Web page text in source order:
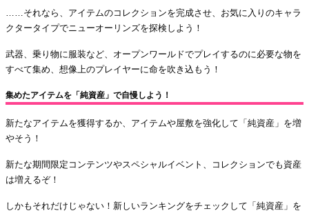
……それなら、アイテムのコレクションを完成させ、お気に入りのキャラ
クタータイプでニューオーリンズを探検しよう！
武器、乗り物に服装など、オープンワールドでプレイするのに必要な物を
すべて集め、想像上のプレイヤーに命を吹き込もう！
集めたアイテムを「純資産」で自慢しよう！
新たなアイテムを獲得するか、アイテムや屋敷を強化して「純資産」を増
やそう！
新たな期間限定コンテンツやスペシャルイベント、コレクションでも資産
は増えるぞ！
しかもそれだけじゃない！新しいランキングをチェックして「純資産」を